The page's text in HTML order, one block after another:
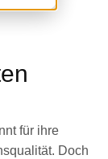
für ihre
Doch